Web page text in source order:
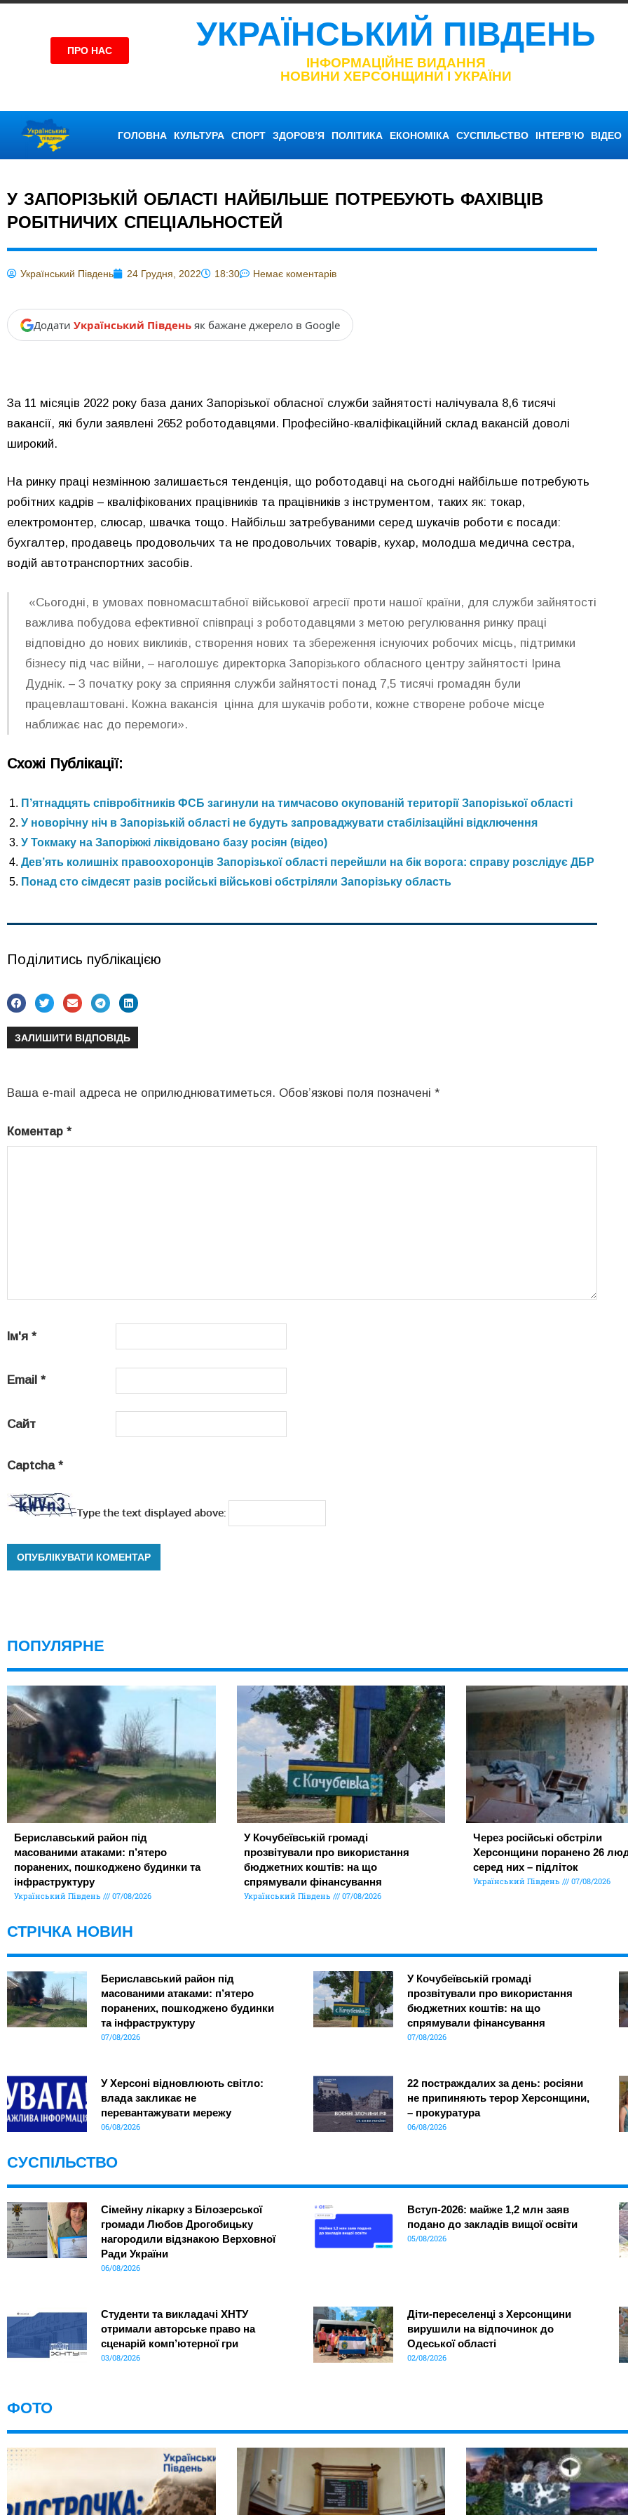
ПРО НАС УКРАЇНСЬКИЙ ПІВДЕНЬ
ІНФОРМАЦІЙНЕ ВИДАННЯ
НОВИНИ ХЕРСОНЩИНИ І УКРАЇНИ
ГОЛОВНА КУЛЬТУРА СПОРТ ЗДОРОВ’Я ПОЛІТИКА ЕКОНОМІКА СУСПІЛЬСТВО ІНТЕРВ’Ю ВІДЕО
У ЗАПОРІЗЬКІЙ ОБЛАСТІ НАЙБІЛЬШЕ ПОТРЕБУЮТЬ ФАХІВЦІВ
РОБІТНИЧИХ СПЕЦІАЛЬНОСТЕЙ
Український Південь 24 Грудня, 2022 18:30 Немає коментарів
Додати Український Південь як бажане джерело в Google
За 11 місяців 2022 року база даних Запорізької обласної служби зайнятості налічувала 8,6 тисячі
вакансії, які були заявлені 2652 роботодавцями. Професійно-кваліфікаційний склад вакансій доволі
широкий.
На ринку праці незмінною залишається тенденція, що роботодавці на сьогодні найбільше потребують
робітних кадрів – кваліфікованих працівників та працівників з інструментом, таких як: токар,
електромонтер, слюсар, швачка тощо. Найбільш затребуваними серед шукачів роботи є посади:
бухгалтер, продавець продовольчих та не продовольчих товарів, кухар, молодша медична сестра,
водій автотранспортних засобів.
«Сьогодні, в умовах повномасштабної військової агресії проти нашої країни, для служби зайнятості
важлива побудова ефективної співпраці з роботодавцями з метою регулювання ринку праці
відповідно до нових викликів, створення нових та збереження існуючих робочих місць, підтримки
бізнесу під час війни, – наголошує директорка Запорізького обласного центру зайнятості Ірина
Дуднік. – З початку року за сприяння служби зайнятості понад 7,5 тисячі громадян були
працевлаштовані. Кожна вакансія цінна для шукачів роботи, кожне створене робоче місце
наближає нас до перемоги».
Схожі Публікації:
П’ятнадцять співробітників ФСБ загинули на тимчасово окупованій території Запорізької області
У новорічну ніч в Запорізькій області не будуть запроваджувати стабілізаційні відключення
У Токмаку на Запоріжжі ліквідовано базу росіян (відео)
Дев’ять колишніх правоохоронців Запорізької області перейшли на бік ворога: справу розслідує ДБР
Понад сто сімдесят разів російські військові обстріляли Запорізьку область
Поділитись публікацією
ЗАЛИШИТИ ВІДПОВІДЬ
Ваша e-mail адреса не оприлюднюватиметься. Обов’язкові поля позначені *
Коментар *
Ім'я *
Email *
Сайт
Captcha *
Type the text displayed above:
ПОПУЛЯРНЕ
Бериславський район під
масованими атаками: п’ятеро
поранених, пошкоджено будинки та
інфраструктуру
Український Південь 07/08/2026
У Кочубеївській громаді
прозвітували про використання
бюджетних коштів: на що
спрямували фінансування
Український Південь 07/08/2026
Через російські обстріли
Херсонщини поранено 26
серед них – підліток
Український Південь 07/08/2026
СТРІЧКА НОВИН
Бериславський район під
масованими атаками: п’ятеро
поранених, пошкоджено будинки
та інфраструктуру
07/08/2026
У Кочубеївській громаді
прозвітували про використання
бюджетних коштів: на що
спрямували фінансування
07/08/2026
У Херсоні відновлюють світло:
влада закликає не
перевантажувати мережу
06/08/2026
22 постраждалих за день: росіяни
не припиняють терор Херсонщини,
– прокуратура
06/08/2026
СУСПІЛЬСТВО
Сімейну лікарку з Білозерської
громади Любов Дрогобицьку
нагородили відзнакою Верховної
Ради України
06/08/2026
Вступ-2026: майже 1,2 млн заяв
подано до закладів вищої освіти
05/08/2026
Студенти та викладачі ХНТУ
отримали авторське право на
сценарій комп’ютерної гри
03/08/2026
Діти-переселенці з Херсонщини
вирушили на відпочинок до
Одеської області
02/08/2026
ФОТО